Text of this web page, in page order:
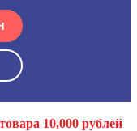
10,000 рублей